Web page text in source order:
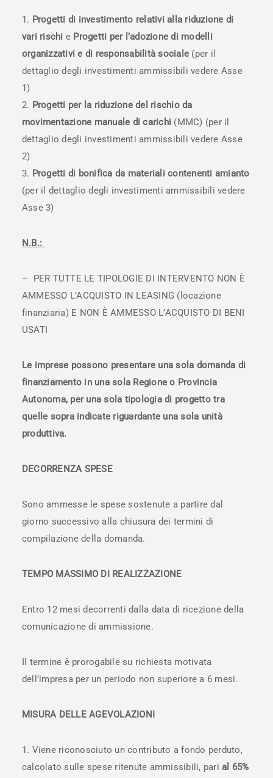
Progetti di investimento relativi alla riduzione di
vari rischi e Progetti per l’adozione di modelli
organizzativi e di responsabilità sociale (per il
dettaglio degli investimenti ammissibili vedere Asse
1)
Progetti per la riduzione del rischio da
movimentazione manuale di carichi (MMC) (per il
dettaglio degli investimenti ammissibili vedere Asse
2)
Progetti di bonifica da materiali contenenti amianto
(per il dettaglio degli investimenti ammissibili vedere
Asse 3)
N.B.:
– PER TUTTE LE TIPOLOGIE DI INTERVENTO NON È
AMMESSO L’ACQUISTO IN LEASING (locazione
finanziaria) E NON È AMMESSO L’ACQUISTO DI BENI
USATI
Le imprese possono presentare una sola domanda di
finanziamento in una sola Regione o Provincia
Autonoma, per una sola tipologia di progetto tra
quelle sopra indicate riguardante una sola unità
produttiva.
DECORRENZA SPESE
Sono ammesse le spese sostenute a partire dal
giorno successivo alla chiusura dei termini di
compilazione della domanda.
TEMPO MASSIMO DI REALIZZAZIONE
Entro 12 mesi decorrenti dalla data di ricezione della
comunicazione di ammissione.
Il termine è prorogabile su richiesta motivata
dell’impresa per un periodo non superiore a 6 mesi.
MISURA DELLE AGEVOLAZIONI
Viene riconosciuto un contributo a fondo perduto,
calcolato sulle spese ritenute ammissibili, parial 65%